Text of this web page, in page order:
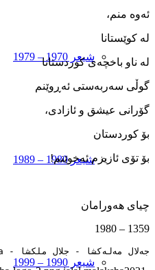
شیعر 1970 – 1979
شیعر 1980 – 1989
شیعر 1990 – 1999
ئه‌وه ‌منم،
له‌ کوێستانا
له‌ ناو باخچه‌ی کوردستانا
گوڵی سه‌ربه‌ستی ئه‌ڕوێنم
گۆرانی عیشق و ئازادی،
بۆ کوردستان
بۆ تۆی ئازیزم ئه‌خوێنم!
چیای هه‌ورامان
1359 – 1980
جەلال مەلەکشا - جلال ملکشا - Jalal Malaksha